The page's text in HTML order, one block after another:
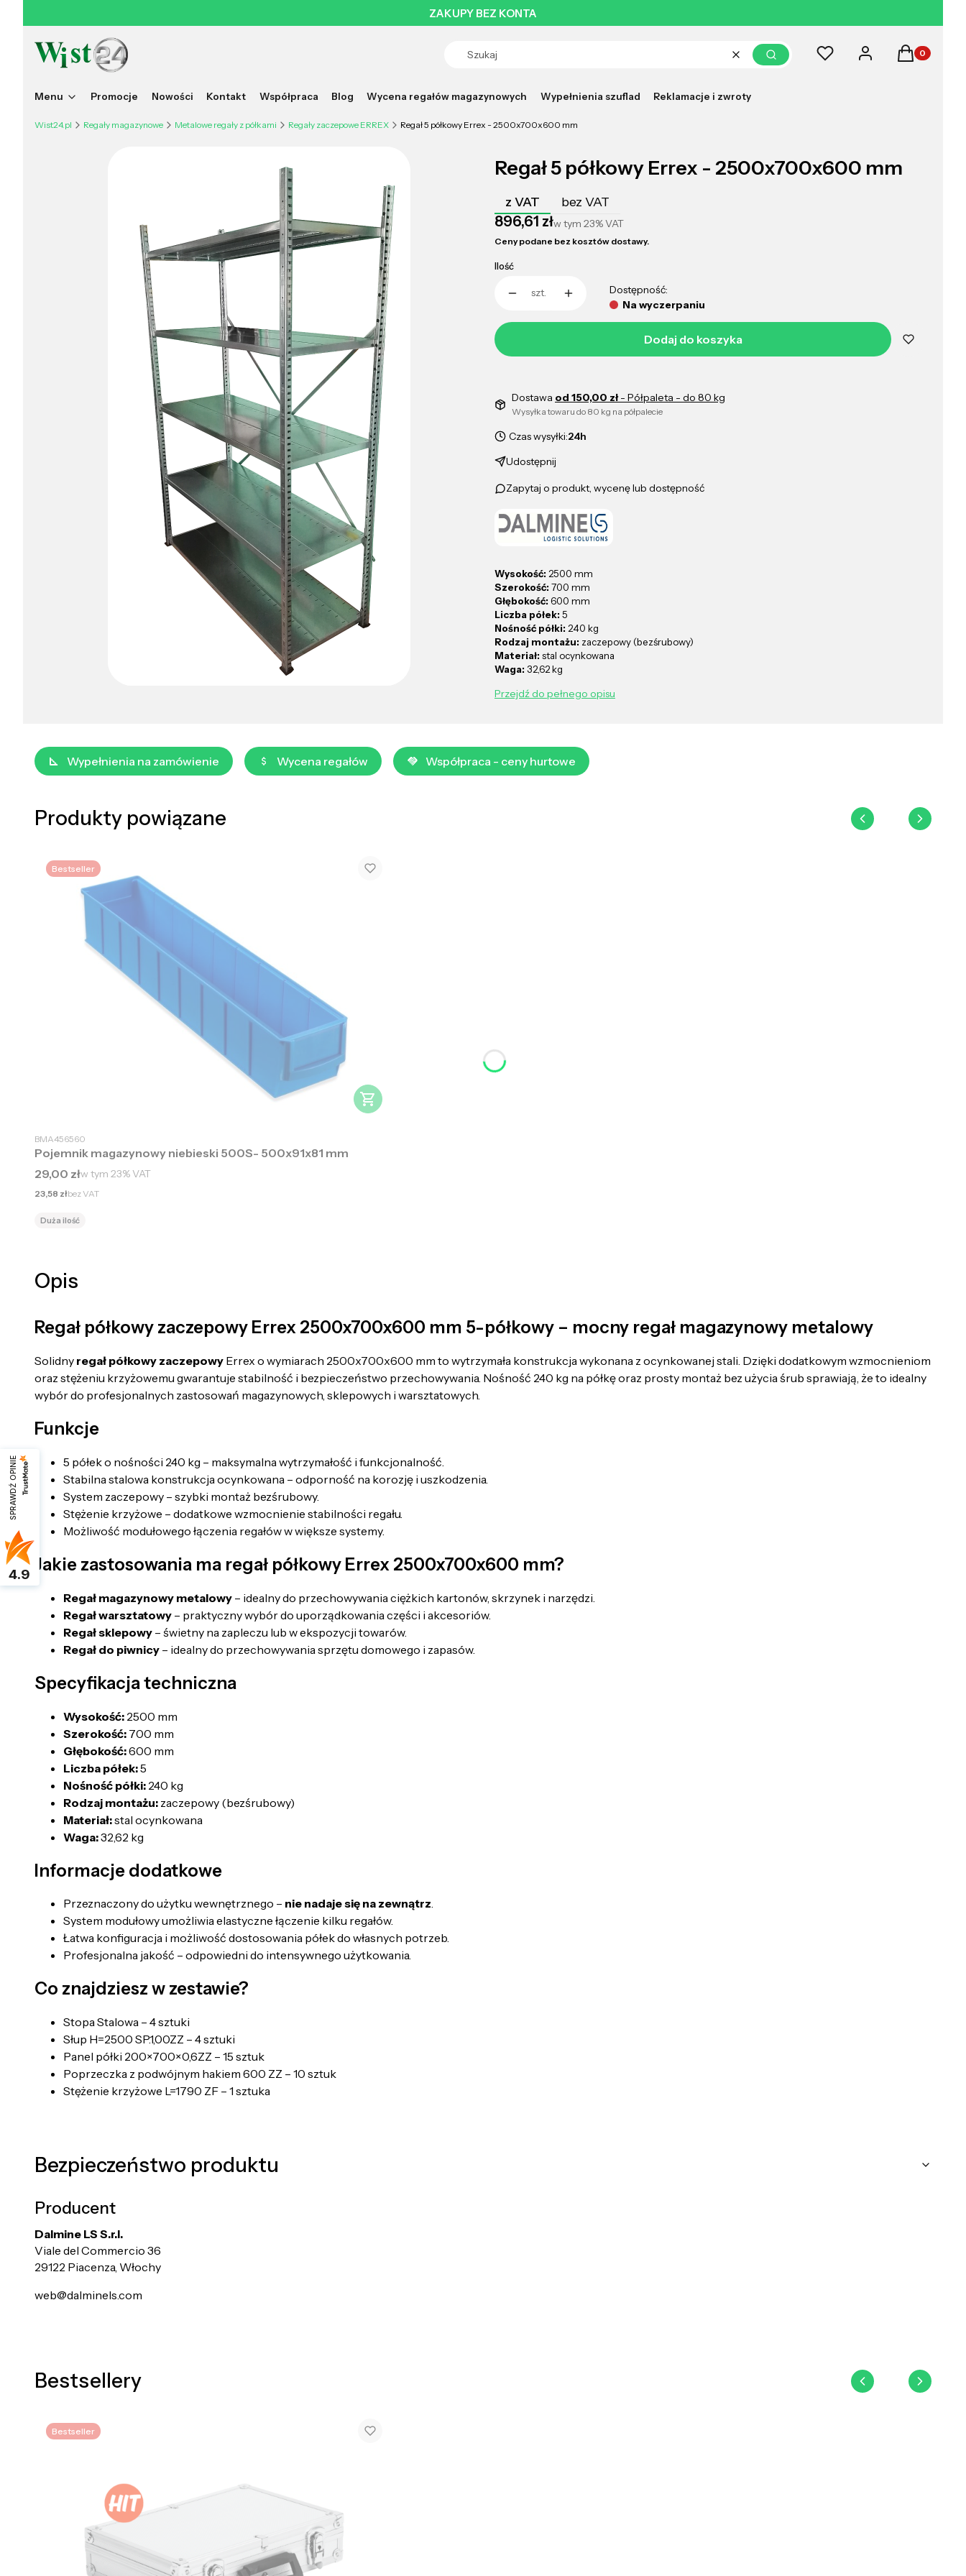
ZAKUPY BEZ KONTA
WyczyśćSzukaj
Ulubione Zaloguj sięProdukty w
Koszyk
Menu Promocje Nowości Kontakt Współpraca Blog Wycena regałów magazynowych Wypełnienia szuflad Reklamacje i zwroty
Wist24.pl Regały magazynowe Metalowe regały z półkami Regały zaczepowe ERREX Regał 5 półkowy Errex - 2500x700x600 mm
Regał 5 półkowy Errex - 2500x700x600 mm
z VAT bez VAT
Cena
896,61 złw tym 23%VAT
Ceny podane bez kosztów dostawy.
Ilość
szt.
Dostępność:
Na wyczerpaniu
Dodaj do koszyka
Dostawa od 150,00 zł- Półpaleta - do 80 kg
Wysyłka towaru do 80 kg na półpalecie
Czas wysyłki:24h
Udostępnij
Zapytaj o produkt, wycenę lub dostępność
Wysokość: 2500 mm
Szerokość: 700 mm
Głębokość: 600 mm
Liczba półek: 5
Nośność półki: 240 kg
Rodzaj montażu: zaczepowy (bezśrubowy)
Materiał: stal ocynkowana
Waga: 32,62 kg
Przejdź do pełnego opisu
Wypełnienia na zamówienie Wycena regałów Współpraca - ceny hurtowe
Produkty powiązane
Bestseller
BMA456560
Pojemnik magazynowy niebieski 500S- 500x91x81 mm
Cena brutto
29,00 złw tym 23%VAT
Cena netto
23,58 złbez VAT
Duża ilość
Opis
Regał półkowy zaczepowy Errex 2500x700x600 mm 5-półkowy – mocny regał magazynowy metalowy
Solidny regał półkowy zaczepowy Errex o wymiarach 2500x700x600 mm to wytrzymała konstrukcja wykonana z ocynkowanej stali. Dzięki dodatkowym wzmocnieniom
oraz stężeniu krzyżowemu gwarantuje stabilność i bezpieczeństwo przechowywania. Nośność 240 kg na półkę oraz prosty montaż bez użycia śrub sprawiają, że to idealny
wybór do profesjonalnych zastosowań magazynowych, sklepowych i warsztatowych.
Funkcje
5 półek o nośności 240 kg – maksymalna wytrzymałość i funkcjonalność.
Stabilna stalowa konstrukcja ocynkowana – odporność na korozję i uszkodzenia.
System zaczepowy – szybki montaż bezśrubowy.
Stężenie krzyżowe – dodatkowe wzmocnienie stabilności regału.
Możliwość modułowego łączenia regałów w większe systemy.
Jakie zastosowania ma regał półkowy Errex 2500x700x600 mm?
Regał magazynowy metalowy – idealny do przechowywania ciężkich kartonów, skrzynek i narzędzi.
Regał warsztatowy – praktyczny wybór do uporządkowania części i akcesoriów.
Regał sklepowy – świetny na zapleczu lub w ekspozycji towarów.
Regał do piwnicy – idealny do przechowywania sprzętu domowego i zapasów.
Specyfikacja techniczna
Wysokość: 2500 mm
Szerokość: 700 mm
Głębokość:600 mm
Liczba półek:5
Nośność półki: 240 kg
Rodzaj montażu: zaczepowy (bezśrubowy)
Materiał:stal ocynkowana
Waga:32,62 kg
Informacje dodatkowe
Przeznaczony do użytku wewnętrznego – nie nadaje się na zewnątrz.
System modułowy umożliwia elastyczne łączenie kilku regałów.
Łatwa konfiguracja i możliwość dostosowania półek do własnych potrzeb.
Profesjonalna jakość – odpowiedni do intensywnego użytkowania.
Co znajdziesz w zestawie?
Stopa Stalowa – 4 sztuki
Słup H=2500 SP.1,00ZZ – 4 sztuki
Panel półki 200×700×0,6ZZ – 15 sztuk
Poprzeczka z podwójnym hakiem 600 ZZ – 10 sztuk
Stężenie krzyżowe L=1790 ZF – 1 sztuka
Bezpieczeństwo produktu
Producent
Dalmine LS S.r.l.
Viale del Commercio 36
29122 Piacenza, Włochy
web@dalminels.com
Bestsellery
Bestseller
SPRAWDŹ OPINIE
4.9